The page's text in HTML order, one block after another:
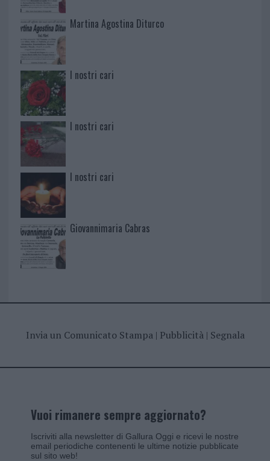
Martina Agostina Diturco
I nostri cari
I nostri cari
I nostri cari
Giovannimaria Cabras
Invia un Comunicato Stampa| Pubblicità| Segnala
Vuoi rimanere sempre aggiornato?
Iscriviti alla newsletter di Gallura Oggi e ricevi le nostre
email periodiche contenenti le ultime notizie pubblicate
sul sito web!